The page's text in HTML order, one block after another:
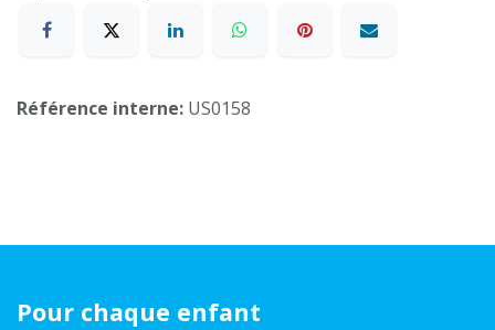
Référence interne: US0158
Pour chaque enfant